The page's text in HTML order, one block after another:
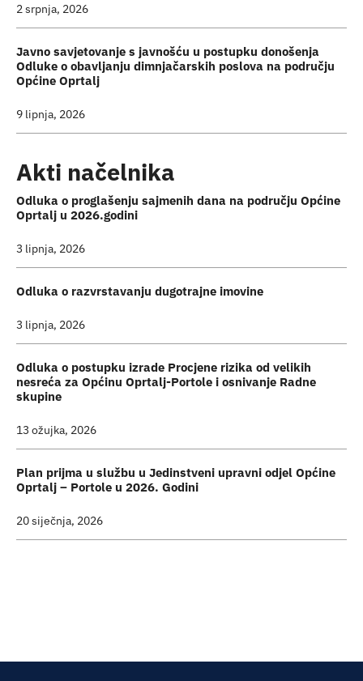
2 srpnja, 2026
Javno savjetovanje s javnošću u postupku donošenja
Odluke o obavljanju dimnjačarskih poslova na području
Općine Oprtalj
9 lipnja, 2026
Akti načelnika
Odluka o proglašenju sajmenih dana na području Općine
Oprtalj u 2026.godini
3 lipnja, 2026
Odluka o razvrstavanju dugotrajne imovine
3 lipnja, 2026
Odluka o postupku izrade Procjene rizika od velikih
nesreća za Općinu Oprtalj-Portole i osnivanje Radne
skupine
13 ožujka, 2026
Plan prijma u službu u Jedinstveni upravni odjel Općine
Oprtalj – Portole u 2026. Godini
20 siječnja, 2026